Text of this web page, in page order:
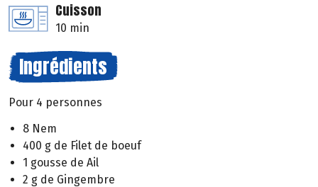
Cuisson
10 min
Ingrédients
Pour 4 personnes
8 Nem
400 g de Filet de boeuf
1 gousse de Ail
2 g de Gingembre